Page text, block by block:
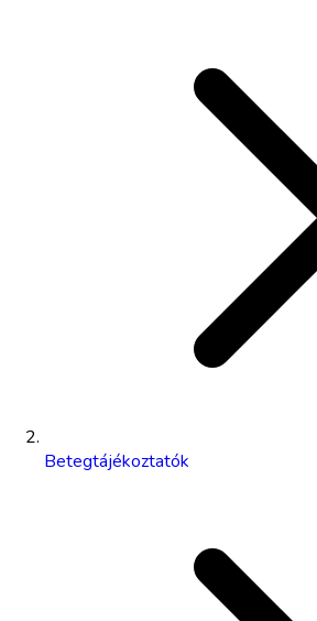
Betegtájékoztatók